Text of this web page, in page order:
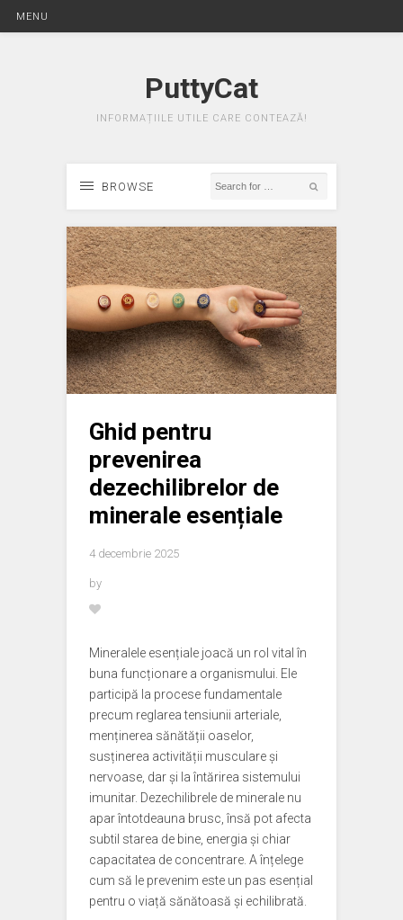
MENU
PuttyCat
INFORMAȚIILE UTILE CARE CONTEAZĂ!
BROWSE
Ghid pentru
prevenirea
dezechilibrelor de
minerale esențiale
4 decembrie 2025
by
Mineralele esențiale joacă un rol vital în
buna funcționare a organismului. Ele
participă la procese fundamentale
precum reglarea tensiunii arteriale,
menținerea sănătății oaselor,
susținerea activității musculare și
nervoase, dar și la întărirea sistemului
imunitar. Dezechilibrele de minerale nu
apar întotdeauna brusc, însă pot afecta
subtil starea de bine, energia și chiar
capacitatea de concentrare. A înțelege
cum să le prevenim este un pas esențial
pentru o viață sănătoasă și echilibrată.